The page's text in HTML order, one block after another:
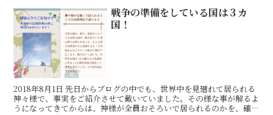
戦争の準備をしている国は３カ
国！
2018年8月1日 先日からブログの中でも、世界中を見廻れて居られる
神々様で、事実をご紹介させて戴いていました。その様な事が解るよ
うになってきてからは、神様が全員おそろいで居られるのかを、確認